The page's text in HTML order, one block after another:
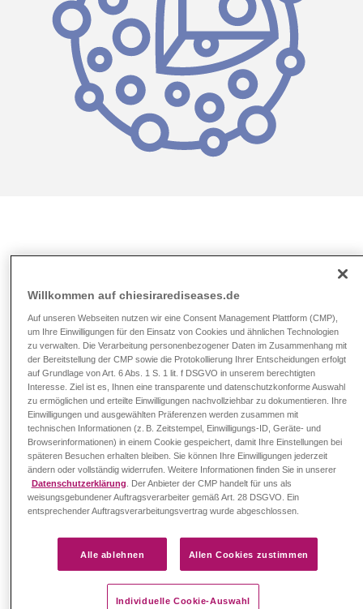
Fachwissen kompakt
Das wichtigste zu Alpha-Mannosidose
Die lysosomale Speicherkrankheit zählt zu den Seltenen
Erkrankungen. Erfahren Sie mehr über Ursachen,
Krankheitsformen und Therapieoptionen.
Willkommen auf chiesirarediseases.de
Auf unseren Webseiten nutzen wir eine Consent Management Plattform (CMP),
um Ihre Einwilligungen für den Einsatz von Cookies und ähnlichen Technologien
zu verwalten. Die Verarbeitung personenbezogener Daten im Zusammenhang mit
der Bereitstellung der CMP sowie die Protokollierung Ihrer Entscheidungen erfolgt
auf Grundlage von Art. 6 Abs. 1 S. 1 lit. f DSGVO in unserem berechtigten
Interesse. Ziel ist es, Ihnen eine transparente und datenschutzkonforme Auswahl
zu ermöglichen und erteilte Einwilligungen nachvollziehbar zu dokumentieren. Ihre
Einwilligungen und ausgewählten Präferenzen werden zusammen mit
technischen Informationen (z. B. Zeitstempel, Einwilligungs-ID, Geräte- und
Browserinformationen) in einem Cookie gespeichert, damit Ihre Einstellungen bei
späteren Besuchen erhalten bleiben. Sie können Ihre Einwilligungen jederzeit
ändern oder vollständig widerrufen. Weitere Informationen finden Sie in unserer
Datenschutzerklärung. Der Anbieter der CMP handelt für uns als
weisungsgebundener Auftragsverarbeiter gemäß Art. 28 DSGVO. Ein
entsprechender Auftragsverarbeitungsvertrag wurde abgeschlossen.
Alle ablehnen Allen Cookies zustimmen
Individuelle Cookie-Auswahl